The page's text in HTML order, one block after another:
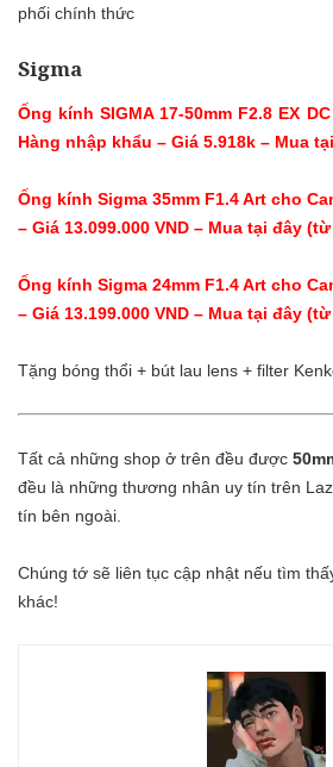
phối chính thức
Sigma
Ống kính SIGMA 17-50mm F2.8 EX
Hàng nhập khẩu – Giá 5.918k – Mua
Ống kính Sigma 35mm F1.4 Art cho
– Giá 13.099.000 VND – Mua tại đây
Ống kính Sigma 24mm F1.4 Art cho
– Giá 13.199.000 VND – Mua tại đây
Tặng bóng thổi + bút lau lens + filter
Tất cả những shop ở trên đều được
đều là những thương nhân uy tín trên
tín bên ngoài.
Chúng tớ sẽ liên tục cập nhật nếu tìm
khác!